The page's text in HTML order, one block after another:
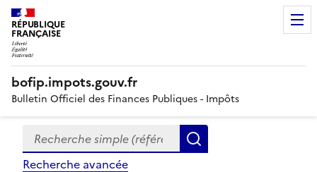
RÉPUBLIQUE
FRANÇAISE
bofip.impots.gouv.fr
Bulletin Officiel des Finances Publiques - Impôts
Formulaire
de
recherche
Recherche simple (références, mots clés, partie du
Recherche avancée